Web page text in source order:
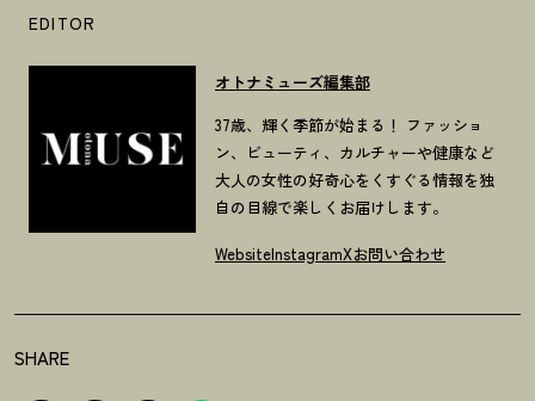
EDITOR
オトナミューズ編集部
37歳、輝く季節が始まる！ ファッショ
ン、ビューティ、カルチャーや健康など
大人の女性の好奇心をくすぐる情報を独
自の目線で楽しくお届けします。
WebsiteInstagramXお問い合わせ
SHARE